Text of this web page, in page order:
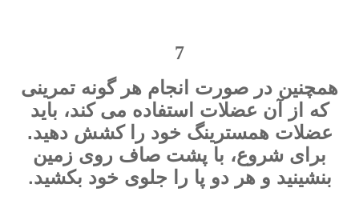
7
همچنین در صورت انجام هر گونه تمرینی
که از آن عضلات استفاده می کند، باید
عضلات همسترینگ خود را کشش دهید.
برای شروع، با پشت صاف روی زمین
بنشینید و هر دو پا را جلوی خود بکشید.